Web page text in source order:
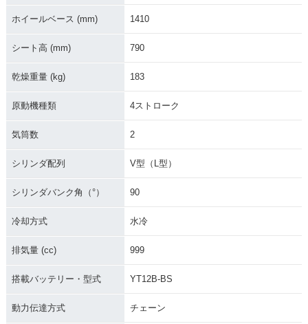
ホイールベース (mm) 1410
シート高 (mm) 790
乾燥重量 (kg) 183
原動機種類 4ストローク
気筒数 2
シリンダ配列 V型（L型）
シリンダバンク角（°） 90
冷却方式 水冷
排気量 (cc) 999
搭載バッテリー・型式 YT12B-BS
動力伝達方式 チェーン